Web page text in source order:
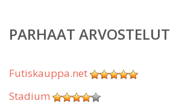
PARHAAT ARVOSTELUT
Futiskauppa.net
Stadium